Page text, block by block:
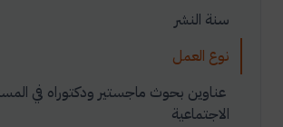
سنة النشر
نوع العمل
عناوين بحوث ماجستير ودكتوراه في
الاجتماعية